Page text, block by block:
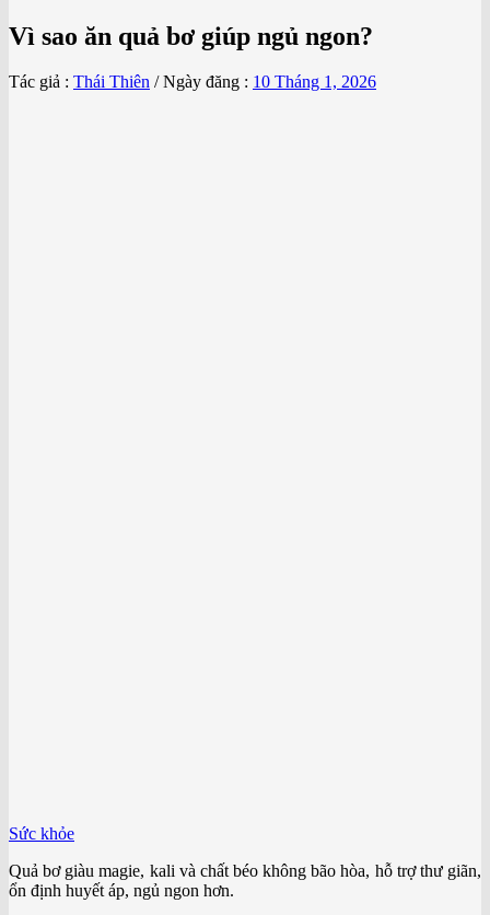
Vì sao ăn quả bơ giúp ngủ ngon?
Tác giả : Thái Thiên / Ngày đăng : 10 Tháng 1, 2026
Sức khỏe
Quả bơ giàu magie, kali và chất béo không bão hòa, hỗ trợ thư giãn,
ổn định huyết áp, ngủ ngon hơn.